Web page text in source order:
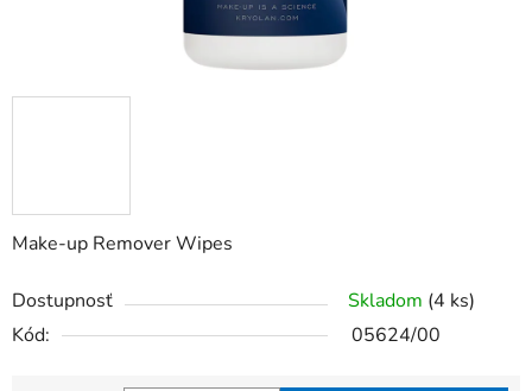
Make-up Remover Wipes
Dostupnosť Skladom (4 ks)
Kód:
05624/00